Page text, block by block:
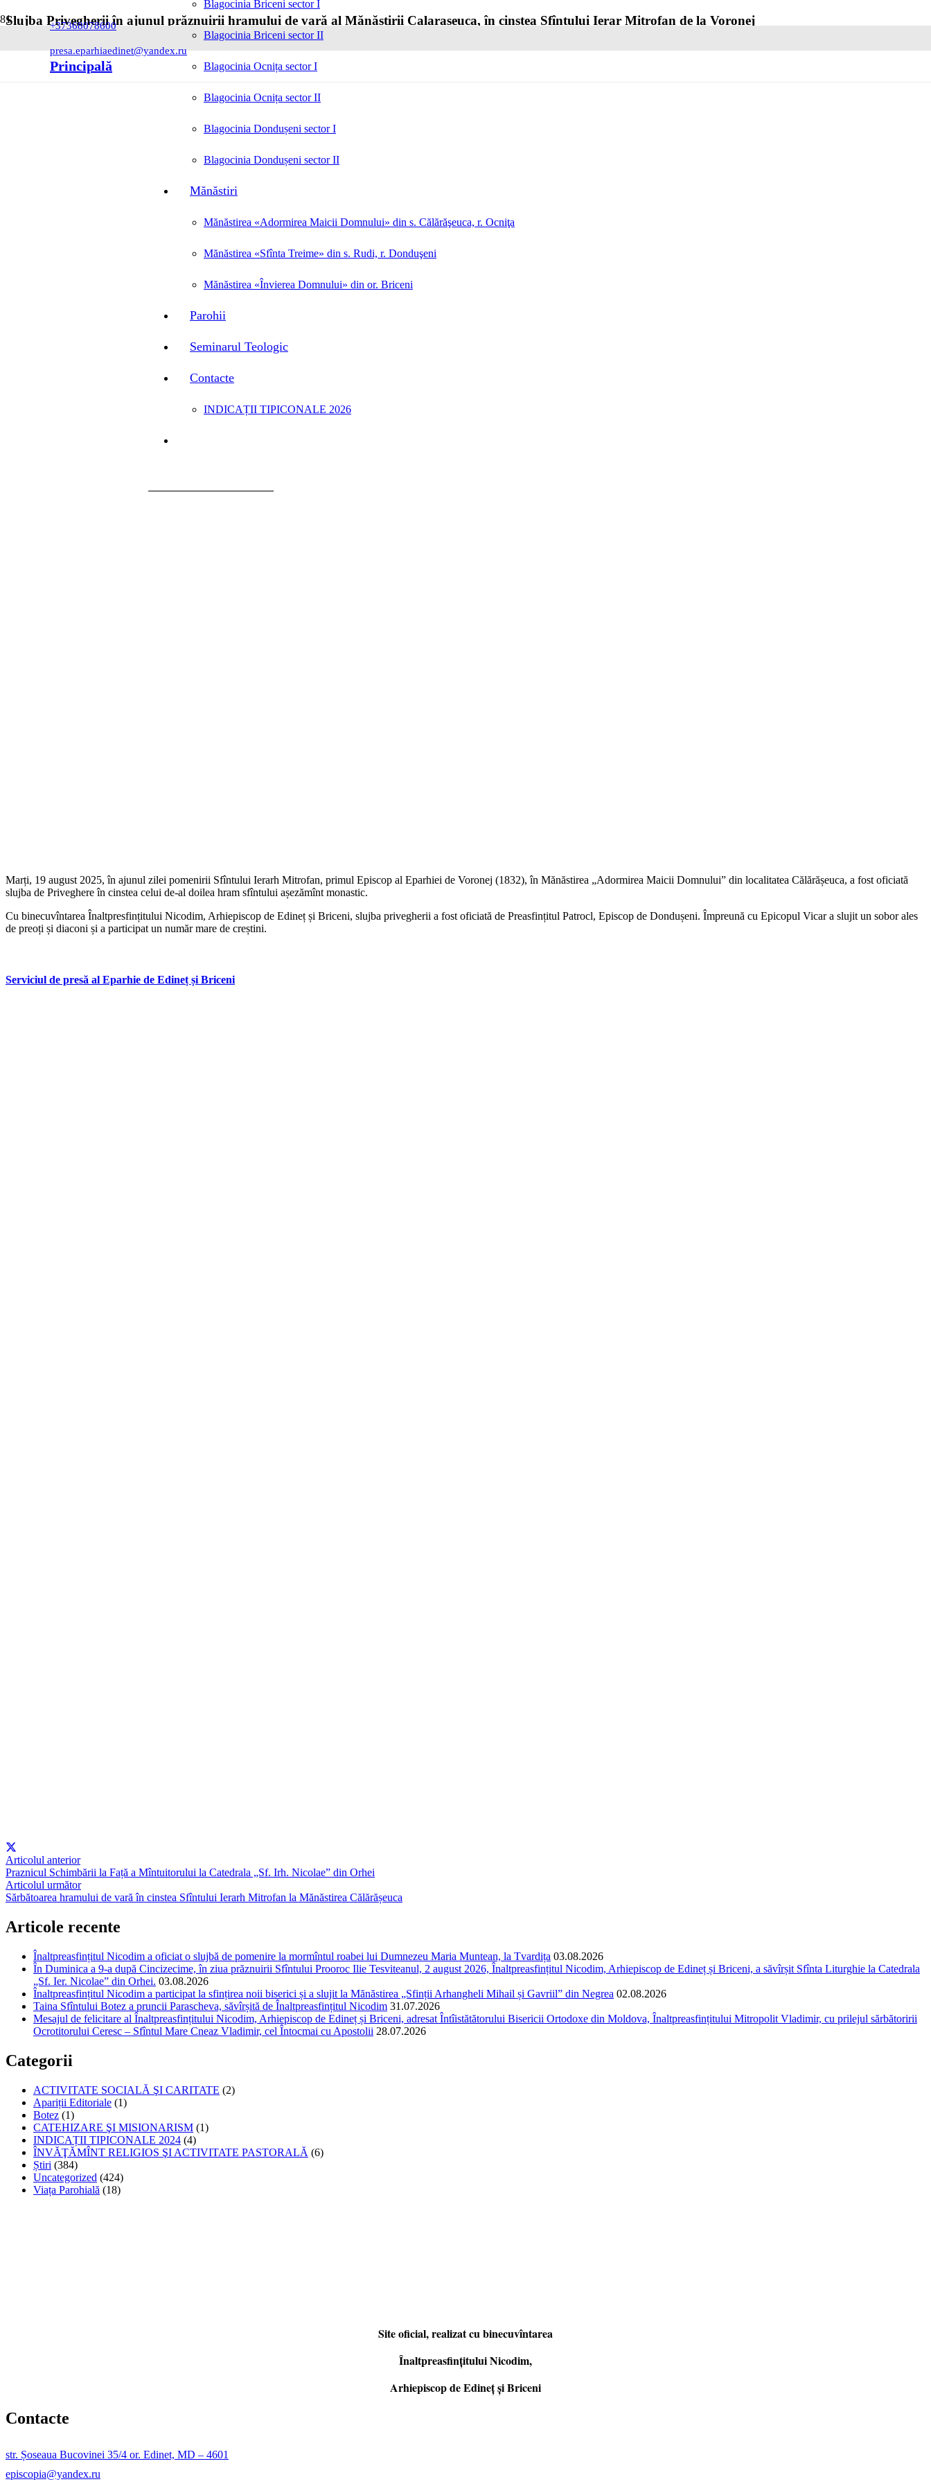
+37368078600
presa.eparhiaedinet@yandex.ru
Principală
Blagocinia Briceni sector I
Blagocinia Briceni sector II
Blagocinia Ocnița sector I
Blagocinia Ocnița sector II
Blagocinia Dondușeni sector I
Blagocinia Dondușeni sector II
Mănăstiri
Mănăstirea «Adormirea Maicii Domnului» din s. Călărăşeuca, r. Ocniţa
Mănăstirea «Sfînta Treime» din s. Rudi, r. Donduşeni
Mănăstirea «Învierea Domnului» din or. Briceni
Parohii
Seminarul Teologic
Contacte
INDICAȚII TIPICONALE 2026
Slujba Privegherii în ajunul prăznuirii hramului de vară al Mănăstirii Calarașeuca, în cinstea Sfîntului Ierar Mitrofan de la Voronej
Marți, 19 august 2025, în ajunul zilei pomenirii Sfîntului Ierarh Mitrofan, primul Episcop al Eparhiei de Voronej (1832), în Mănăstirea „Adormirea Maicii Domnului” din localitatea Călărășeuca, a fost oficiată
slujba de Priveghere în cinstea celui de-al doilea hram sfîntului așezămînt monastic.
Cu binecuvîntarea Înaltpresfințitului Nicodim, Arhiepiscop de Edineț și Briceni, slujba privegherii a fost oficiată de Preasfințitul Patrocl, Episcop de Dondușeni. Împreună cu Epicopul Vicar a slujit un sobor ales
de preoți și diaconi și a participat un număr mare de creștini.
Serviciul de presă al Eparhie de Edineț și Briceni
Articolul anterior
Praznicul Schimbării la Față a Mîntuitorului la Catedrala „Sf. Irh. Nicolae” din Orhei
Articolul următor
Sărbătoarea hramului de vară în cinstea Sfîntului Ierarh Mitrofan la Mănăstirea Călărășeuca
Articole recente
Înaltpreasfințitul Nicodim a oficiat o slujbă de pomenire la mormîntul roabei lui Dumnezeu Maria Muntean, la Tvardița 03.08.2026
În Duminica a 9-a după Cincizecime, în ziua prăznuirii Sfîntului Prooroc Ilie Tesviteanul, 2 august 2026, Înaltpreasfințitul Nicodim, Arhiepiscop de Edineț și Briceni, a săvîrșit Sfînta Liturghie la Catedrala
„Sf. Ier. Nicolae” din Orhei. 03.08.2026
Înaltpreasfințitul Nicodim a participat la sfințirea noii biserici și a slujit la Mănăstirea „Sfinții Arhangheli Mihail și Gavriil” din Negrea 02.08.2026
Taina Sfîntului Botez a pruncii Parascheva, săvîrșită de Înaltpreasfințitul Nicodim 31.07.2026
Mesajul de felicitare al Înaltpreasfințitului Nicodim, Arhiepiscop de Edineț și Briceni, adresat Întîistătătorului Bisericii Ortodoxe din Moldova, Înaltpreasfințitului Mitropolit Vladimir, cu prilejul sărbătoririi
Ocrotitorului Ceresc – Sfîntul Mare Cneaz Vladimir, cel Întocmai cu Apostolii 28.07.2026
Categorii
ACTIVITATE SOCIALĂ ŞI CARITATE (2)
Apariții Editoriale (1)
Botez (1)
CATEHIZARE ŞI MISIONARISM (1)
INDICAȚII TIPICONALE 2024 (4)
ÎNVĂŢĂMÎNT RELIGIOS ŞI ACTIVITATE PASTORALĂ (6)
Știri (384)
Uncategorized (424)
Viața Parohială (18)
Site oficial, realizat cu binecuvîntarea
Înaltpreasfințitului Nicodim,
Arhiepiscop de Edineţ şi Briceni
Contacte
str. Șoseaua Bucovinei 35/4 or. Edinet, MD – 4601
episcopia@yandex.ru